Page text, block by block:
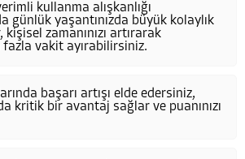
kullanma alışkanlığı
günlük yaşantınızda büyük kolaylık
zamanınızı artırarak
vakit ayırabilirsiniz.
başarı artışı elde edersiniz,
kritik bir avantaj sağlar ve puanınızı